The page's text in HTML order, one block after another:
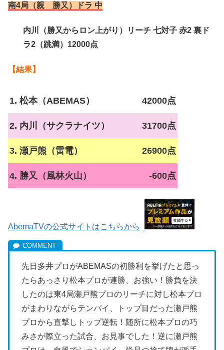
南4局（親 勝又）ドラ 中
内川（勝又からロン上がり）リーチ 七対子 赤2 裏ド
ラ2（跳満）12000点
【結果】
1. 松本（ABEMAS） 42000点
2. 内川（サクラナイツ） 31700点
3. 瀬戸熊（雷電） 26900点
4. 勝又（風林火山） -600点
AbemaTVの公式サイトはこちらから
先日多井プロがABEMASの初勝利を挙げたと思っ
たらあっさり松本プロが連勝、お強い！勝負を決
したのは東4局瀬戸熊プロのリーチに対し松本プロ
がまわりながらテンパイ、トップ目だった瀬戸熊
プロから直撃しトップ逆転！随所に松本プロの巧
みさが際立った試合、お見事でした！逆に瀬戸熊